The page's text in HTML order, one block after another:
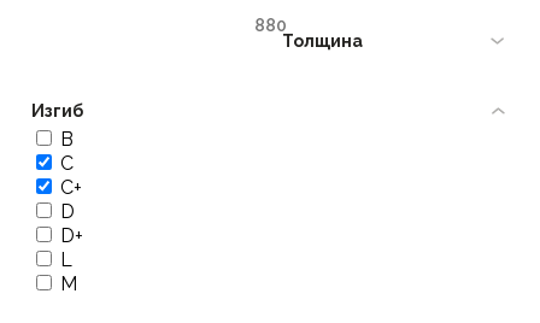
Толщина
Изгиб
B
C
C+
D
D+
L
M